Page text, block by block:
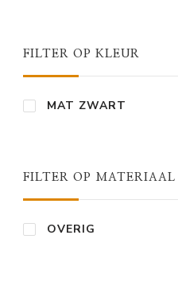
FILTER OP KLEUR
MAT ZWART
FILTER OP MATERIAAL
OVERIG